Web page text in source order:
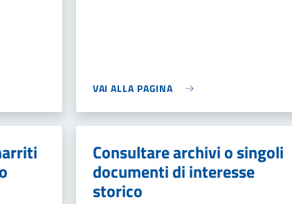
VAI ALLA PAGINA
Consultare archivi o singoli
documenti di interesse
storico